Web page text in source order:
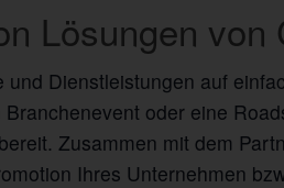
Lösungen
Dienstleistungen auf
oder eine
Zusammen mit dem
Ihres Unternehmen